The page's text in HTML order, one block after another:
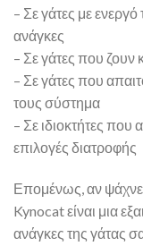
– Σε γάτες με
ανάγκες
– Σε γάτες που
– Σε γάτες που
τους σύστημα
– Σε ιδιοκτήτες που
επιλογές διατροφής
Επομένως, αν
Kynocat είναι μια
ανάγκες της γάτας